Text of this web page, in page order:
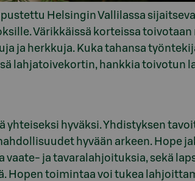
Helsingin Vallilassa
Värikkäissä korteissa toivotaan
ja herkkuja. Kuka tahansa
lahjatoivekortin, hankkia toivotun
yhteiseksi hyväksi. Yhdistyksen
hyvään arkeen. Hope
ja tavaralahjoituksia, sekä
Hopen toimintaa voi tukea